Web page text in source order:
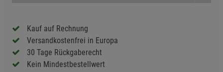
Kauf auf Rechnung
Versandkostenfrei in Europa
30 Tage Rückgaberecht
Kein Mindestbestellwert